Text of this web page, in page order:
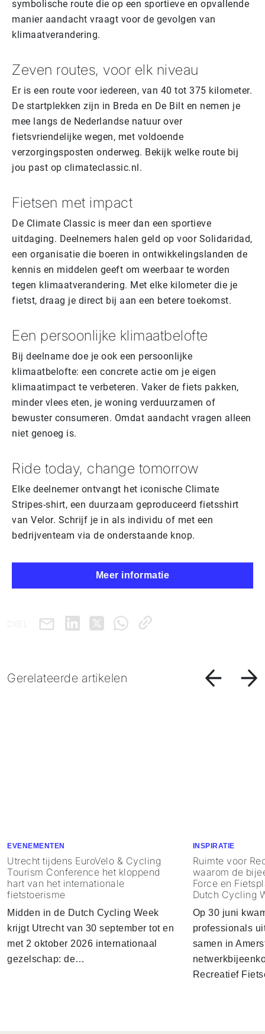
symbolische route die op een sportieve en opvallende
manier aandacht vraagt voor de gevolgen van
klimaatverandering.
Zeven routes, voor elk niveau
Er is een route voor iedereen, van 40 tot 375 kilometer.
De startplekken zijn in Breda en De Bilt en nemen je
mee langs de Nederlandse natuur over
fietsvriendelijke wegen, met voldoende
verzorgingsposten onderweg. Bekijk welke route bij
jou past op climateclassic.nl.
Fietsen met impact
De Climate Classic is meer dan een sportieve
uitdaging. Deelnemers halen geld op voor Solidaridad,
een organisatie die boeren in ontwikkelingslanden de
kennis en middelen geeft om weerbaar te worden
tegen klimaatverandering. Met elke kilometer die je
fietst, draag je direct bij aan een betere toekomst.
Een persoonlijke klimaatbelofte
Bij deelname doe je ook een persoonlijke
klimaatbelofte: een concrete actie om je eigen
klimaatimpact te verbeteren. Vaker de fiets pakken,
minder vlees eten, je woning verduurzamen of
bewuster consumeren. Omdat aandacht vragen alleen
niet genoeg is.
Ride today, change tomorrow
Elke deelnemer ontvangt het iconische Climate
Stripes-shirt, een duurzaam geproduceerd fietsshirt
van Velor. Schrijf je in als individu of met een
bedrijventeam via de onderstaande knop.
Meer informatie
Gerelateerde artikelen
EVENEMENTEN
Utrecht tijdens EuroVelo & Cycling
Tourism Conference het kloppend
hart van het internationale
fietstoerisme
Midden in de Dutch Cycling Week
krijgt Utrecht van 30 september tot en
met 2 oktober 2026 internationaal
gezelschap: de…
INSPIRATIE
Ruimte voor
waarom de
Force en
Dutch Cycling
Op 30 juni
professionals
samen in
Recreatief